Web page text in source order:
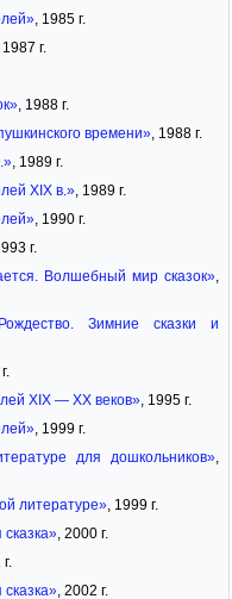
, 1985 г.
г.
, 1988 г.
времени», 1988 г.
, 1989 г.
XIX в.», 1989 г.
, 1990 г.
г.
Волшебный мир сказок»
Зимние сказки и
XIX — XX веков», 1995 г.
, 1999 г.
для дошкольников»
литературе», 1999 г.
, 2000 г.
, 2002 г.